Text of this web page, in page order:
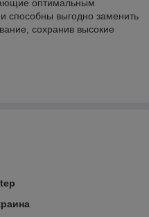
оптимальным
способны выгодно заменить
сохранив высокие